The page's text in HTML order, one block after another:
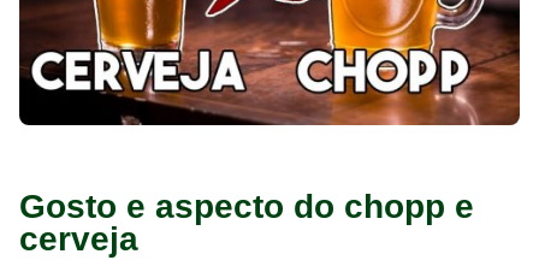
Gosto e aspecto do chopp e
cerveja